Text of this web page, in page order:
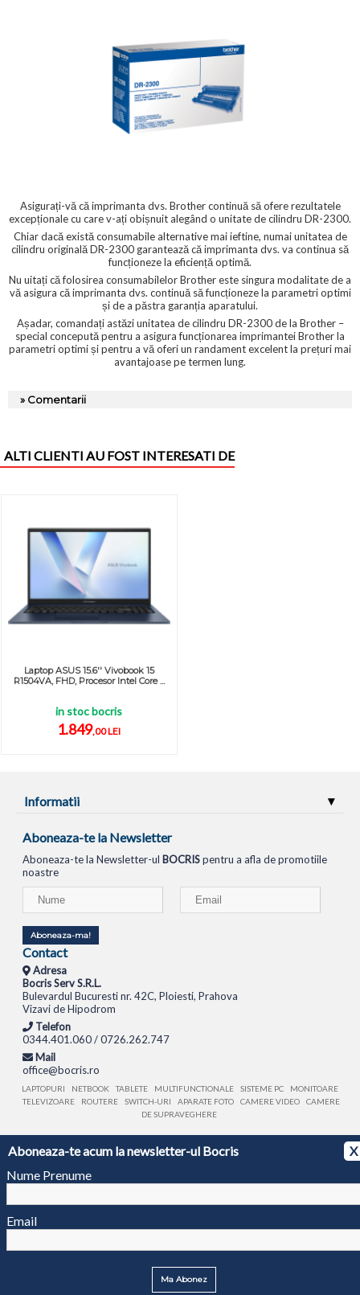
Aboneaza-te acum la newsletter-ul Bocris
X
Nume Prenume
Email
Ma Abonez
Asigurați-vă că imprimanta dvs. Brother continuă să ofere rezultatele
excepționale cu care v-ați obișnuit alegând o unitate de cilindru DR-2300.
Chiar dacă există consumabile alternative mai ieftine, numai unitatea de
cilindru originală DR-2300 garantează că imprimanta dvs. va continua să
funcționeze la eficiență optimă.
Nu uitați că folosirea consumabilelor Brother este singura modalitate de a
vă asigura că imprimanta dvs. continuă să funcționeze la parametri optimi
și de a păstra garanția aparatului.
Așadar, comandați astăzi unitatea de cilindru DR-2300 de la Brother –
special concepută pentru a asigura funcționarea imprimantei Brother la
parametri optimi și pentru a vă oferi un randament excelent la prețuri mai
avantajoase pe termen lung.
» Comentarii
ALTI CLIENTI AU FOST INTERESATI DE
Laptop ASUS 15.6'' Vivobook 15
R1504VA, FHD, Procesor Intel Core ...
in stoc bocris
1.849,00 LEI
Informatii
Aboneaza-te la Newsletter
Aboneaza-te la Newsletter-ul BOCRISpentru a afla de promotiile
noastre
Aboneaza-ma!
Contact
Adresa
Bocris Serv S.R.L.
Bulevardul Bucuresti nr. 42C, Ploiesti, Prahova
Vizavi de Hipodrom
Telefon
0344.401.060 / 0726.262.747
Mail
office@bocris.ro
LAPTOPURI NETBOOK TABLETE MULTIFUNCTIONALE SISTEME PC
MONITOARE
TELEVIZOARE
ROUTERE SWITCH-URI APARATE FOTO CAMERE VIDEO
CAMERE
DE SUPRAVEGHERE
© 1994 - 2026 BOCRIS SERV S.R.L. | CUI: RO6260085, REG. COM.: J29/2413/1994